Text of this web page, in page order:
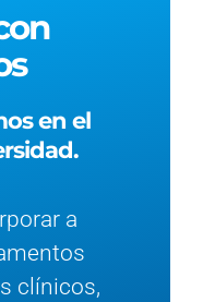
en el
a
clínicos,